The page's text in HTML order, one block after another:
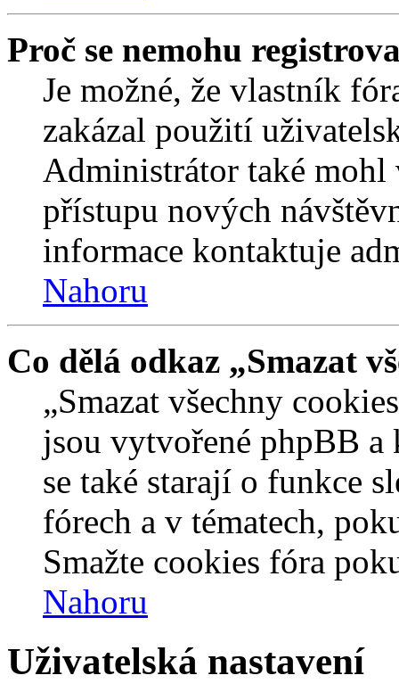
Proč se nemohu
Je možné, že vlastník
zakázal použití
Administrátor také mohl
přístupu nových
informace kontaktuje
Nahoru
Co dělá odkaz „Smazat
„Smazat všechny
jsou vytvořené phpBB a
se také starají o funkce
fórech a v tématech,
Smažte cookies fóra
Nahoru
Uživatelská nastavení